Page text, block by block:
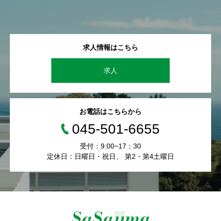
求人情報はこちら
求人
お電話はこちらから
045-501-6655
受付：9:00~17：30
定休日：日曜日・祝日、 第2・第4土曜日